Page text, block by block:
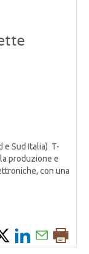
e Sud Italia) T-
produzione e
con una